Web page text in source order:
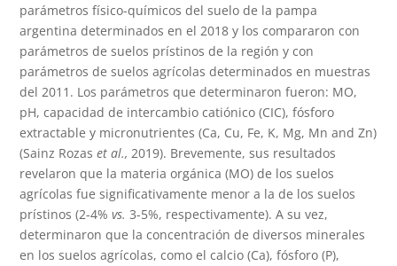
parámetros físico-químicos del suelo de la pampa
argentina determinados en el 2018 y los compararon con
parámetros de suelos prístinos de la región y con
parámetros de suelos agrícolas determinados en muestras
del 2011. Los parámetros que determinaron fueron: MO,
pH, capacidad de intercambio catiónico (CIC), fósforo
extractable y micronutrientes (Ca, Cu, Fe, K, Mg, Mn and Zn)
(Sainz Rozaset al., 2019). Brevemente, sus resultados
revelaron que la materia orgánica (MO) de los suelos
agrícolas fue significativamente menor a la de los suelos
prístinos (2-4%vs. 3-5%, respectivamente). A su vez,
determinaron que la concentración de diversos minerales
en los suelos agrícolas, como el calcio (Ca), fósforo (P),